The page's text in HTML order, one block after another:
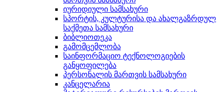
იურიდიული სამსახური
სპორტის, კულტურისა და ახალგაზრდულ
საქმეთა სამსახური
ბიბლიოთეკა
გამომცემლობა
საინფორმაციო ტექნოლოგიების
განყოფილება
პერსონალის მართვის სამსახური
კანცელარია